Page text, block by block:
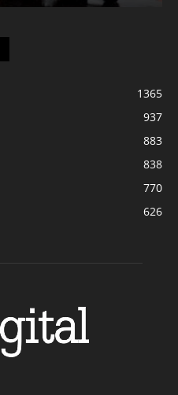
1365
937
883
838
770
626